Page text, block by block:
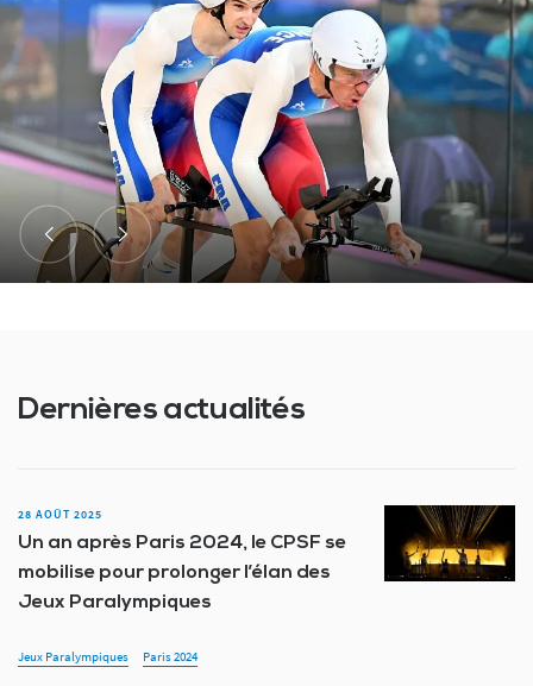
Dernières actualités
28 AOÛT 2025
Un an après Paris 2024, le CPSF se
mobilise pour prolonger l’élan des
Jeux Paralympiques
Jeux Paralympiques Paris 2024